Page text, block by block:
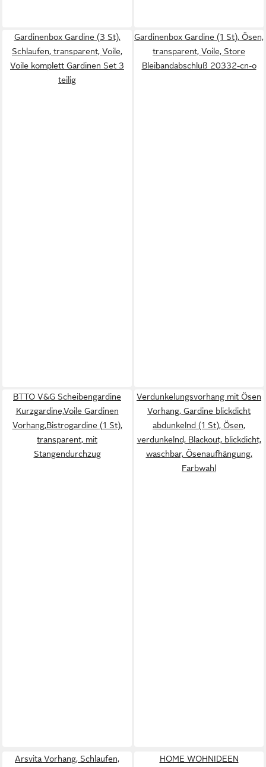
Gardinenbox Gardine (3 St),
Schlaufen, transparent, Voile,
Voile komplett Gardinen Set 3
teilig
Gardinenbox Gardine (1 St), Ösen,
transparent, Voile, Store
Bleibandabschluß 20332-cn-o
BTTO V&G Scheibengardine
Kurzgardine,Voile Gardinen
Vorhang,Bistrogardine (1 St),
transparent, mit
Stangendurchzug
Verdunkelungsvorhang mit Ösen
Vorhang, Gardine blickdicht
abdunkelnd (1 St), Ösen,
verdunkelnd, Blackout, blickdicht,
waschbar, Ösenaufhängung,
Farbwahl
Arsvita Vorhang, Schlaufen,
HOME WOHNIDEEN